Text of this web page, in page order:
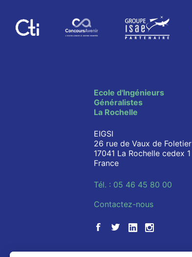
Ecole d'Ingénieurs
Généralistes
La Rochelle
EIGSI
26 rue de Vaux de Foletier
17041 La Rochelle cedex 1
France
Tél. : 05 46 45 80 00
Contactez-nous